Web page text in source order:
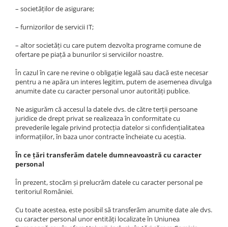
– societăților de asigurare;
– furnizorilor de servicii IT;
– altor societăți cu care putem dezvolta programe comune de
ofertare pe piață a bunurilor si serviciilor noastre.
În cazul în care ne revine o obligație legală sau dacă este necesar
pentru a ne apăra un interes legitim, putem de asemenea divulga
anumite date cu caracter personal unor autorități publice.
Ne asigurăm că accesul la datele dvs. de către terții persoane
juridice de drept privat se realizeaza în conformitate cu
prevederile legale privind protecția datelor si confidențialitatea
informațiilor, în baza unor contracte încheiate cu aceștia.
În ce țări transferăm datele dumneavoastră cu caracter
personal
În prezent, stocăm și prelucrăm datele cu caracter personal pe
teritoriul României.
Cu toate acestea, este posibil să transferăm anumite date ale dvs.
cu caracter personal unor entități localizate în Uniunea